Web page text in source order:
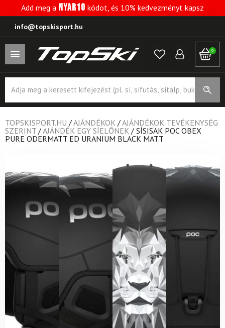
Add meg a NYAR10 kódot, és 10% kedvezményt kapsz
info@topskisport.hu
0
search
TOPSKISPORT.HU /AJÁNDÉKOK /AJÁNDÉKOK TEVÉKENYSÉG
SZERINT /AJÁNDÉK EGY SÍELŐNEK / SÍSISAK POC OBEX
PURE ODERMATT ED URANIUM BLACK MATT